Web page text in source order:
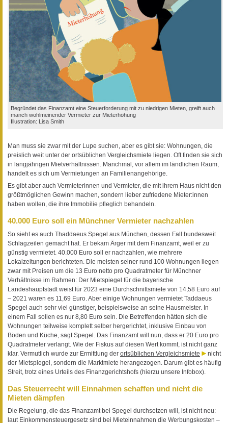
Begründet das Finanzamt eine Steuerforderung mit zu niedrigen Mieten, greift auch
manch wohlmeinender Vermieter zur Mieterhöhung
Illustration: Lisa Smith
Man muss sie zwar mit der Lupe suchen, aber es gibt sie: Wohnungen, die
preislich weit unter der ortsüblichen Vergleichsmiete liegen. Oft finden sie sich
in langjährigen Mietverhältnissen. Manchmal, vor allem im ländlichen Raum,
handelt es sich um Vermietungen an Familienangehörige.
Es gibt aber auch Vermieterinnen und Vermieter, die mit ihrem Haus nicht den
größtmöglichen Gewinn machen, sondern lieber zufriedene Mieter:innen
haben wollen, die ihre Immobilie pfleglich behandeln.
40.000 Euro soll ein Münchner Vermieter nachzahlen
So sieht es auch Thaddaeus Spegel aus München, dessen Fall bundesweit
Schlagzeilen gemacht hat. Er bekam Ärger mit dem Finanzamt, weil er zu
günstig vermietet. 40.000 Euro soll er nachzahlen, wie mehrere
Lokalzeitungen berichteten. Die meisten seiner rund 100 Wohnungen liegen
zwar mit Preisen um die 13 Euro netto pro Quadratmeter für Münchner
Verhältnisse im Rahmen: Der Mietspiegel für die bayerische
Landeshauptstadt weist für 2023 eine Durchschnittsmiete von 14,58 Euro auf
– 2021 waren es 11,69 Euro. Aber einige Wohnungen vermietet Taddaeus
Spegel auch sehr viel günstiger, beispielsweise an seine Hausmeister. In
einem Fall sollen es nur 8,80 Euro sein. Die Betreffenden hätten sich die
Wohnungen teilweise komplett selber hergerichtet, inklusive Einbau von
Böden und Küche, sagt Spegel. Das Finanzamt will nun, dass er 20 Euro pro
Quadratmeter verlangt. Wie der Fiskus auf diesen Wert kommt, ist nicht ganz
klar. Vermutlich wurde zur Ermittlung der ortsüblichen Vergleichsmiete
nicht
der Mietspiegel, sondern die Marktmiete herangezogen. Darum gibt es häufig
Streit, trotz eines Urteils des Finanzgerichtshofs (hierzu unsere Infobox).
Das Steuerrecht will Einnahmen schaffen und nicht die
Mieten dämpfen
Die Regelung, die das Finanzamt bei Spegel durchsetzen will, ist nicht neu:
laut Einkommensteuergesetz sind bei Mieteinnahmen die Werbungskosten –